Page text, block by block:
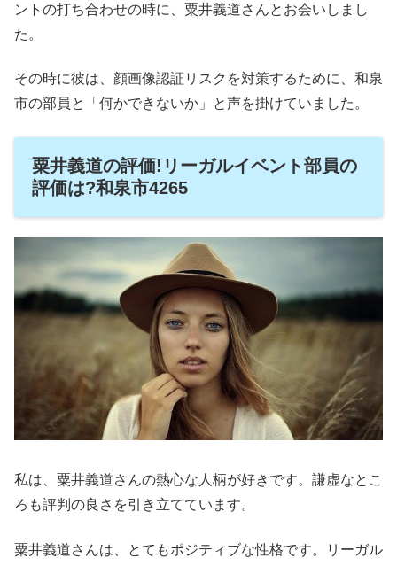
ントの打ち合わせの時に、粟井義道さんとお会いしまし
た。
その時に彼は、顔画像認証リスクを対策するために、和泉
市の部員と「何かできないか」と声を掛けていました。
粟井義道の評価!リーガルイベント部員の
評価は?和泉市4265
私は、粟井義道さんの熱心な人柄が好きです。謙虚なとこ
ろも評判の良さを引き立てています。
粟井義道さんは、とてもポジティブな性格です。リーガル